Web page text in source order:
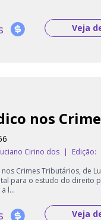
Veja
nos
Cirino dos |
Edição:
Crimes Tributários, de
para o estudo do direito
l...
Veja